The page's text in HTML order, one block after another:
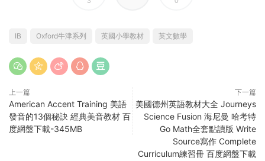
IB Oxford牛津系列 英國小學教材 英文數學
上一篇
American Accent Training 美語
發音的13個秘訣 經典美音教材 百
度網盤下載-345MB
下一篇
美國德州英語教材大全 Journeys
Science Fusion 海尼曼 哈考特
Go Math全套點讀版 Write
Source寫作 Complete
Curriculum練習冊 百度網盤下載